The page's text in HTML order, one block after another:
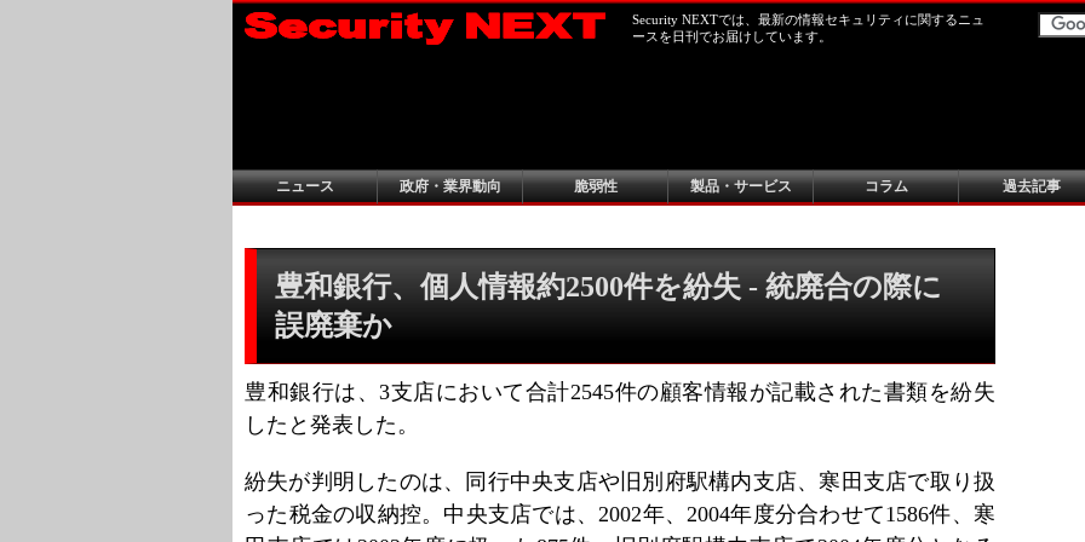
Security NEXTでは、最新の情報セキュリティに関するニュ
ースを日刊でお届けしています。
ニュース 政府・業界動向 脆弱性 製品・サービス コラム 過去記事
豊和銀行、個人情報約2500件を紛失 - 統廃合の際に
誤廃棄か
豊和銀行は、3支店において合計2545件の顧客情報が記載された書類を紛失
したと発表した。
紛失が判明したのは、同行中央支店や旧別府駅構内支店、寒田支店で取り扱
った税金の収納控。中央支店では、2002年、2004年度分合わせて1586件、寒